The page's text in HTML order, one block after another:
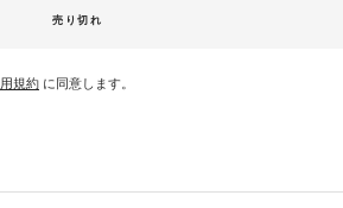
売り切れ
規約 に同意します。